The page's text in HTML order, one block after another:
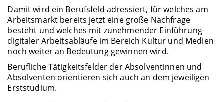
Damit wird ein Berufsfeld adressiert, für welches am
Arbeitsmarkt bereits jetzt eine große Nachfrage
besteht und welches mit zunehmender Einführung
digitaler Arbeitsabläufe im Bereich Kultur und Medien
noch weiter an Bedeutung gewinnen wird.
Berufliche Tätigkeitsfelder der Absolventinnen und
Absolventen orientieren sich auch an dem jeweiligen
Erststudium.